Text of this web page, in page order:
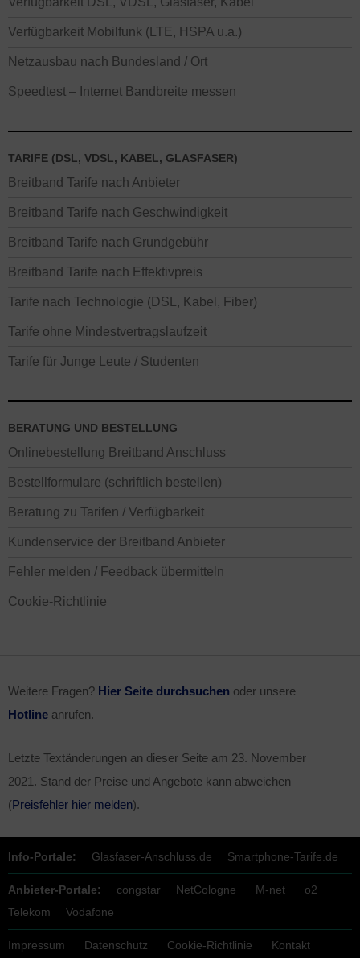
Verfügbarkeit Mobilfunk (LTE, HSPA u.a.)
Netzausbau nach Bundesland / Ort
Speedtest – Internet Bandbreite messen
TARIFE (DSL, VDSL, KABEL, GLASFASER)
Breitband Tarife nach Anbieter
Breitband Tarife nach Geschwindigkeit
Breitband Tarife nach Grundgebühr
Breitband Tarife nach Effektivpreis
Tarife nach Technologie (DSL, Kabel, Fiber)
Tarife ohne Mindestvertragslaufzeit
Tarife für Junge Leute / Studenten
BERATUNG UND BESTELLUNG
Onlinebestellung Breitband Anschluss
Bestellformulare (schriftlich bestellen)
Beratung zu Tarifen / Verfügbarkeit
Kundenservice der Breitband Anbieter
Fehler melden / Feedback übermitteln
Cookie-Richtlinie
Weitere Fragen? Hier Seite durchsuchen oder unsere
Hotline anrufen.
Letzte Textänderungen an dieser Seite am 23. November
2021 . Stand der Preise und Angebote kann abweichen
(Preisfehler hier melden).
Info-Portale: Glasfaser-Anschluss.de Smartphone-Tarife.de
Anbieter-Portale: congstar NetCologne M-net
o2
Telekom
Vodafone
Impressum Datenschutz Cookie-Richtlinie Kontakt